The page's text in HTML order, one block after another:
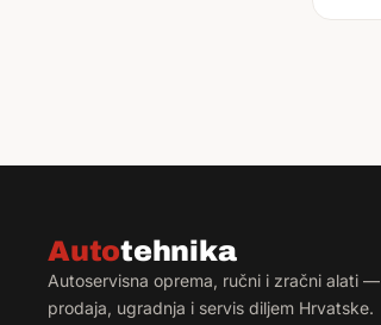
Autotehnika
Autoservisna oprema, ručni i zračni alati —
prodaja, ugradnja i servis diljem Hrvatske.